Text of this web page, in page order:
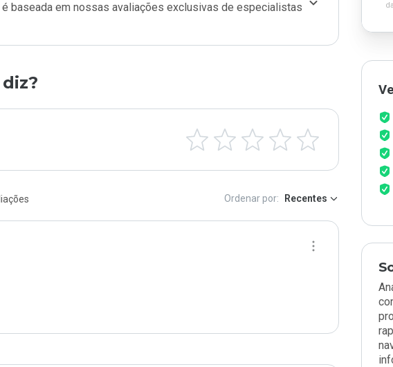
é baseada em nossas avaliações exclusivas de especialistas
Ordenar por: Recentes